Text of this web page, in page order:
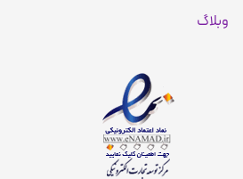
وبلاگ